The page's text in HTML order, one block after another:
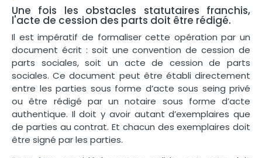
Une fois les obstacles statutaires franchis,
l'acte de cession des parts doit être rédigé.
Il est impératif de formaliser cette opération par un
document écrit : soit une convention de cession de
parts sociales, soit un acte de cession de parts
sociales. Ce document peut être établi directement
entre les parties sous forme d’acte sous seing privé
ou être rédigé par un notaire sous forme d’acte
authentique. Il doit y avoir autant d’exemplaires que
de parties au contrat. Et chacun des exemplaires doit
être signé par les parties.